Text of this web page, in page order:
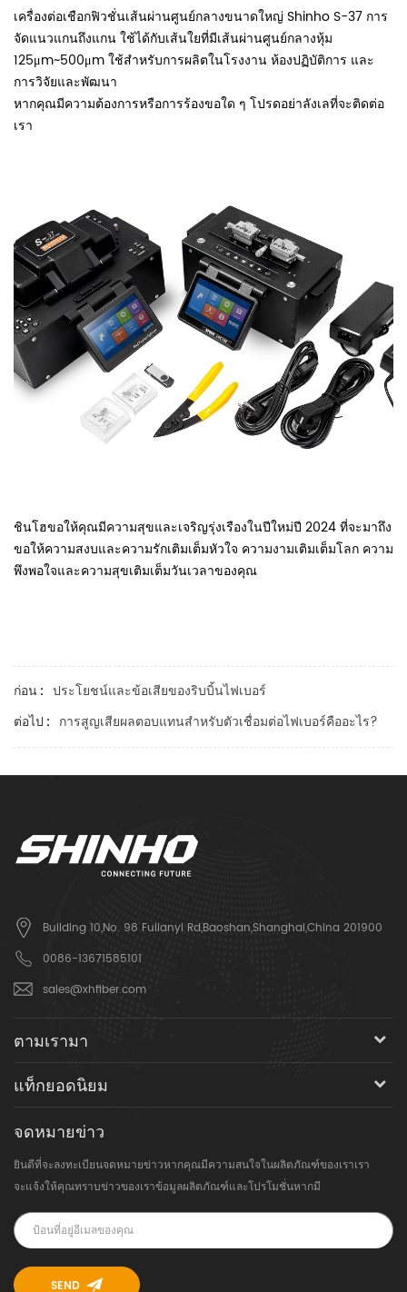
เครื่องต่อเชือกฟิวชั่นเส้นผ่านศูนย์กลางขนาดใหญ่ Shinho S-37 การ
จัดแนวแกนถึงแกน ใช้ได้กับเส้นใยที่มีเส้นผ่านศูนย์กลางหุ้ม
125μm~500μm ใช้สำหรับการผลิตในโรงงาน ห้องปฏิบัติการ และ
การวิจัยและพัฒนา
หากคุณมีความต้องการหรือการร้องขอใด ๆ โปรดอย่าลังเลที่จะติดต่อ
เรา
ชินโฮขอให้คุณมีความสุขและเจริญรุ่งเรืองในปีใหม่ปี 2024 ที่จะมาถึง
ขอให้ความสงบและความรักเติมเต็มหัวใจ ความงามเติมเต็มโลก ความ
พึงพอใจและความสุขเติมเต็มวันเวลาของคุณ
ก่อน : ประโยชน์และข้อเสียของริบบิ้นไฟเบอร์
ต่อไป : การสูญเสียผลตอบแทนสำหรับตัวเชื่อมต่อไฟเบอร์คืออะไร?
Building 10,No. 98 Fulianyi Rd,Baoshan,Shanghai,China 201900
0086-13671585101
sales@xhfiber.com
ตามเรามา
แท็กยอดนิยม
จดหมายข่าว
ยินดีที่จะลงทะเบียนจดหมายข่าวหากคุณมีความสนใจในผลิตภัณฑ์ของเราเรา
จะแจ้งให้คุณทราบข่าวของเราข้อมูลผลิตภัณฑ์และโปรโมชั่นหากมี